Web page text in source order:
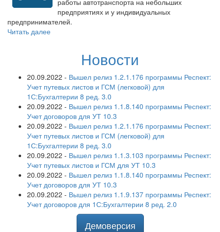
работы автотранспорта на небольших
предприятиях и у индивидуальных
предпринимателей.
Читать далее
Новости
20.09.2022 - Вышел релиз 1.2.1.176 программы Респект:
Учет путевых листов и ГСМ (легковой) для
1С:Бухгалтерии 8 ред. 3.0
20.09.2022 - Вышел релиз 1.1.8.140 программы Респект:
Учет договоров для УТ 10.3
20.09.2022 - Вышел релиз 1.2.1.176 программы Респект:
Учет путевых листов и ГСМ (легковой) для
1С:Бухгалтерии 8 ред. 3.0
20.09.2022 - Вышел релиз 1.1.3.103 программы Респект:
Учет путевых листов и ГСМ для УТ 10.3
20.09.2022 - Вышел релиз 1.1.8.140 программы Респект:
Учет договоров для УТ 10.3
20.09.2022 - Вышел релиз 1.1.9.137 программы Респект:
Учет договоров для 1С:Бухгалтерии 8 ред. 2.0
Демоверсия